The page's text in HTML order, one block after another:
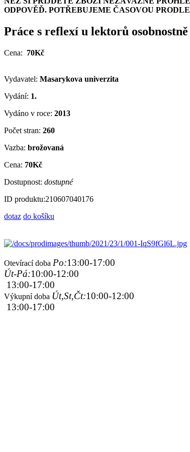
ODPOVĚĎ. POTŘEBUJEME ČASOVOU
Práce s reflexí u lektorů
Cena: 70Kč
Vydavatel: Masarykova univerzita
Vydání: 1.
Vydáno v roce: 2013
Počet stran: 260
Vazba: brožovaná
Cena: 70Kč
Dostupnost: dostupné
ID produktu:210607040176
dotaz do košíku
Otevírací doba Po:13:00-17:00
Út-Pá:10:00-12:00
13:00-17:00
Výkupní doba Út,St,Čt:10:00-12:00
13:00-17:00